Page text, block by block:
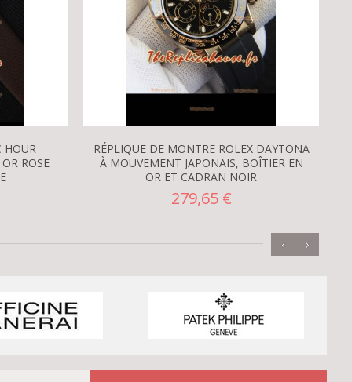
HOUR
ROSE
RÉPLIQUE DE MONTRE ROLEX DAYTONA
À MOUVEMENT JAPONAIS, BOÎTIER EN
OR ET CADRAN NOIR
279,65 €
‹ ›